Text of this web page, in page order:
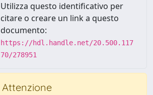
Utilizza questo identificativo per
citare o creare un link a questo
documento:
https://hdl.handle.net/20.500.117
70/278951
Attenzione